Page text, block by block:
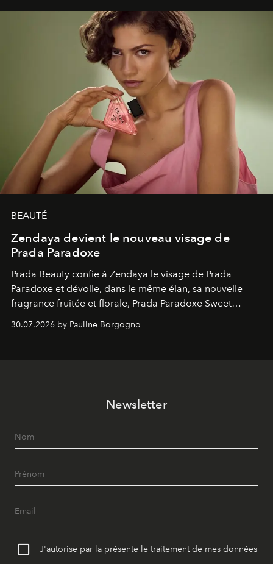
émerveillement.
BEAUTÉ
Zendaya devient le nouveau visage de
Prada Paradoxe
Prada Beauty confie à Zendaya le visage de Prada
Paradoxe et dévoile, dans le même élan, sa nouvelle
fragrance fruitée et florale, Prada Paradoxe Sweet
Chemistry Eau de Parfum.
30.07.2026 by Pauline Borgogno
Newsletter
J'autorise par la présente le traitement de mes données